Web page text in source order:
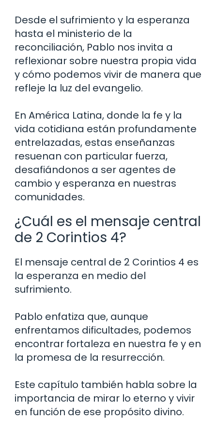
Desde el sufrimiento y la esperanza
hasta el ministerio de la
reconciliación, Pablo nos invita a
reflexionar sobre nuestra propia vida
y cómo podemos vivir de manera que
refleje la luz del evangelio.
En América Latina, donde la fe y la
vida cotidiana están profundamente
entrelazadas, estas enseñanzas
resuenan con particular fuerza,
desafiándonos a ser agentes de
cambio y esperanza en nuestras
comunidades.
¿Cuál es el mensaje central
de 2 Corintios 4?
El mensaje central de 2 Corintios 4 es
la esperanza en medio del
sufrimiento.
Pablo enfatiza que, aunque
enfrentamos dificultades, podemos
encontrar fortaleza en nuestra fe y en
la promesa de la resurrección.
Este capítulo también habla sobre la
importancia de mirar lo eterno y vivir
en función de ese propósito divino.